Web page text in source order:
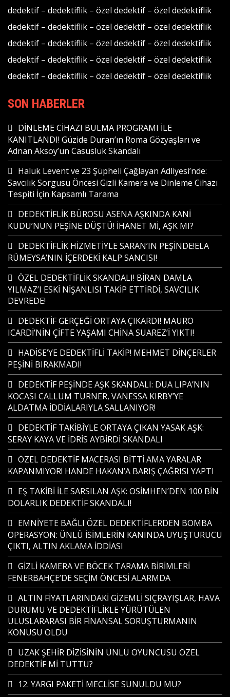
dedektif – dedektiflik – özel dedektif – özel dedektiflik
dedektif – dedektiflik – özel dedektif – özel dedektiflik
dedektif – dedektiflik – özel dedektif – özel dedektiflik
dedektif – dedektiflik – özel dedektif – özel dedektiflik
dedektif – dedektiflik – özel dedektif – özel dedektiflik
SON HABERLER
DİNLEME CİHAZI BULMA PROGRAMI İLE
KANITLANDI! Güzide Duran’ın Roma Gözyaşları ve
Adnan Aksoy’un Casusluk Skandalı
Haluk Levent ve 23 Şüpheli Çağlayan Adliyesi’nde:
Savcılık Sorgusu Öncesi Gizli Kamera ve Dinleme Cihazı
Tespiti İçin Kapsamlı Tarama
DEDEKTİFLİK BÜROSU ASENA AŞKINDA KANİ
KUDU’NUN PEŞİNE DÜŞTÜ! İHANET Mİ, AŞK MI?
DEDEKTİFLİK HİZMETİYLE SARAN’IN PEŞİNDE!ELA
RÜMEYSA’NIN İÇERDEKİ KALP SANCISI!
ÖZEL DEDEKTİFLİK SKANDALI! BİRAN DAMLA
YILMAZ’I ESKİ NİŞANLISI TAKİP ETTİRDİ, SAVCILIK
DEVREDE!
DEDEKTİF GERÇEĞİ ORTAYA ÇIKARDI! MAURO
ICARDİ’NİN ÇİFTE YAŞAMI CHİNA SUAREZ’İ YIKTI!
HADİSE’YE DEDEKTİFLİ TAKİP! MEHMET DİNÇERLER
PEŞİNİ BIRAKMADI!
DEDEKTİF PEŞİNDE AŞK SKANDALI: DUA LIPA’NIN
KOCASI CALLUM TURNER, VANESSA KIRBY’YE
ALDATMA İDDİALARIYLA SALLANIYOR!
DEDEKTİF TAKİBİYLE ORTAYA ÇIKAN YASAK AŞK:
SERAY KAYA VE İDRİS AYBİRDİ SKANDALI
ÖZEL DEDEKTİF MACERASI BİTTİ AMA YARALAR
KAPANMIYOR! HANDE HAKAN’A BARIŞ ÇAĞRISI YAPTI
EŞ TAKİBİ İLE SARSILAN AŞK: OSİMHEN’DEN 100 BİN
DOLARLIK DEDEKTİF SKANDALI!
EMNİYETE BAĞLI ÖZEL DEDEKTİFLERDEN BOMBA
OPERASYON: ÜNLÜ İSİMLERİN KANINDA UYUŞTURUCU
ÇIKTI, ALTIN AKLAMA İDDİASI
GİZLİ KAMERA VE BÖCEK TARAMA BİRİMLERİ
FENERBAHÇE’DE SEÇİM ÖNCESİ ALARMDA
ALTIN FİYATLARINDAKİ GİZEMLİ SIÇRAYIŞLAR, HAVA
DURUMU VE DEDEKTİFLİKLE YÜRÜTÜLEN
ULUSLARARASI BİR FİNANSAL SORUŞTURMANIN
KONUSU OLDU
UZAK ŞEHİR DİZİSİNİN ÜNLÜ OYUNCUSU ÖZEL
DEDEKTİF Mİ TUTTU?
12. YARGI PAKETİ MECLİSE SUNULDU MU?